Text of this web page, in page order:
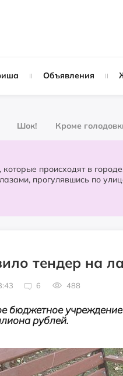
Объявления
Шок! Кроме
новости Слухи
происходят в городе. Всё то, что вы
прогулявшись по
тендер на
6 488
бюджетное
рублей.